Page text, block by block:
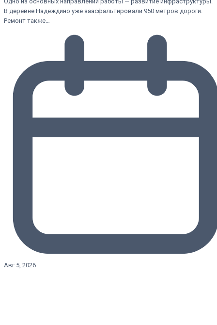
В деревне Надеждино уже заасфальтировали 950 метров дороги.
Ремонт также…
Авг 5, 2026